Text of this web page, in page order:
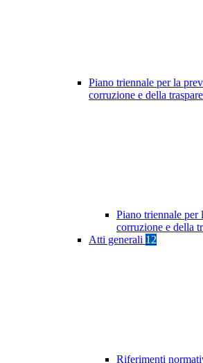
Piano triennale per la
corruzione e della
Piano triennale per
corruzione e della
Atti generali 12
Riferimenti